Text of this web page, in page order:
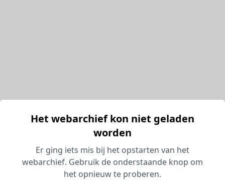
Het webarchief kon niet geladen
worden
Er ging iets mis bij het opstarten van het
webarchief. Gebruik de onderstaande knop om
het opnieuw te proberen.